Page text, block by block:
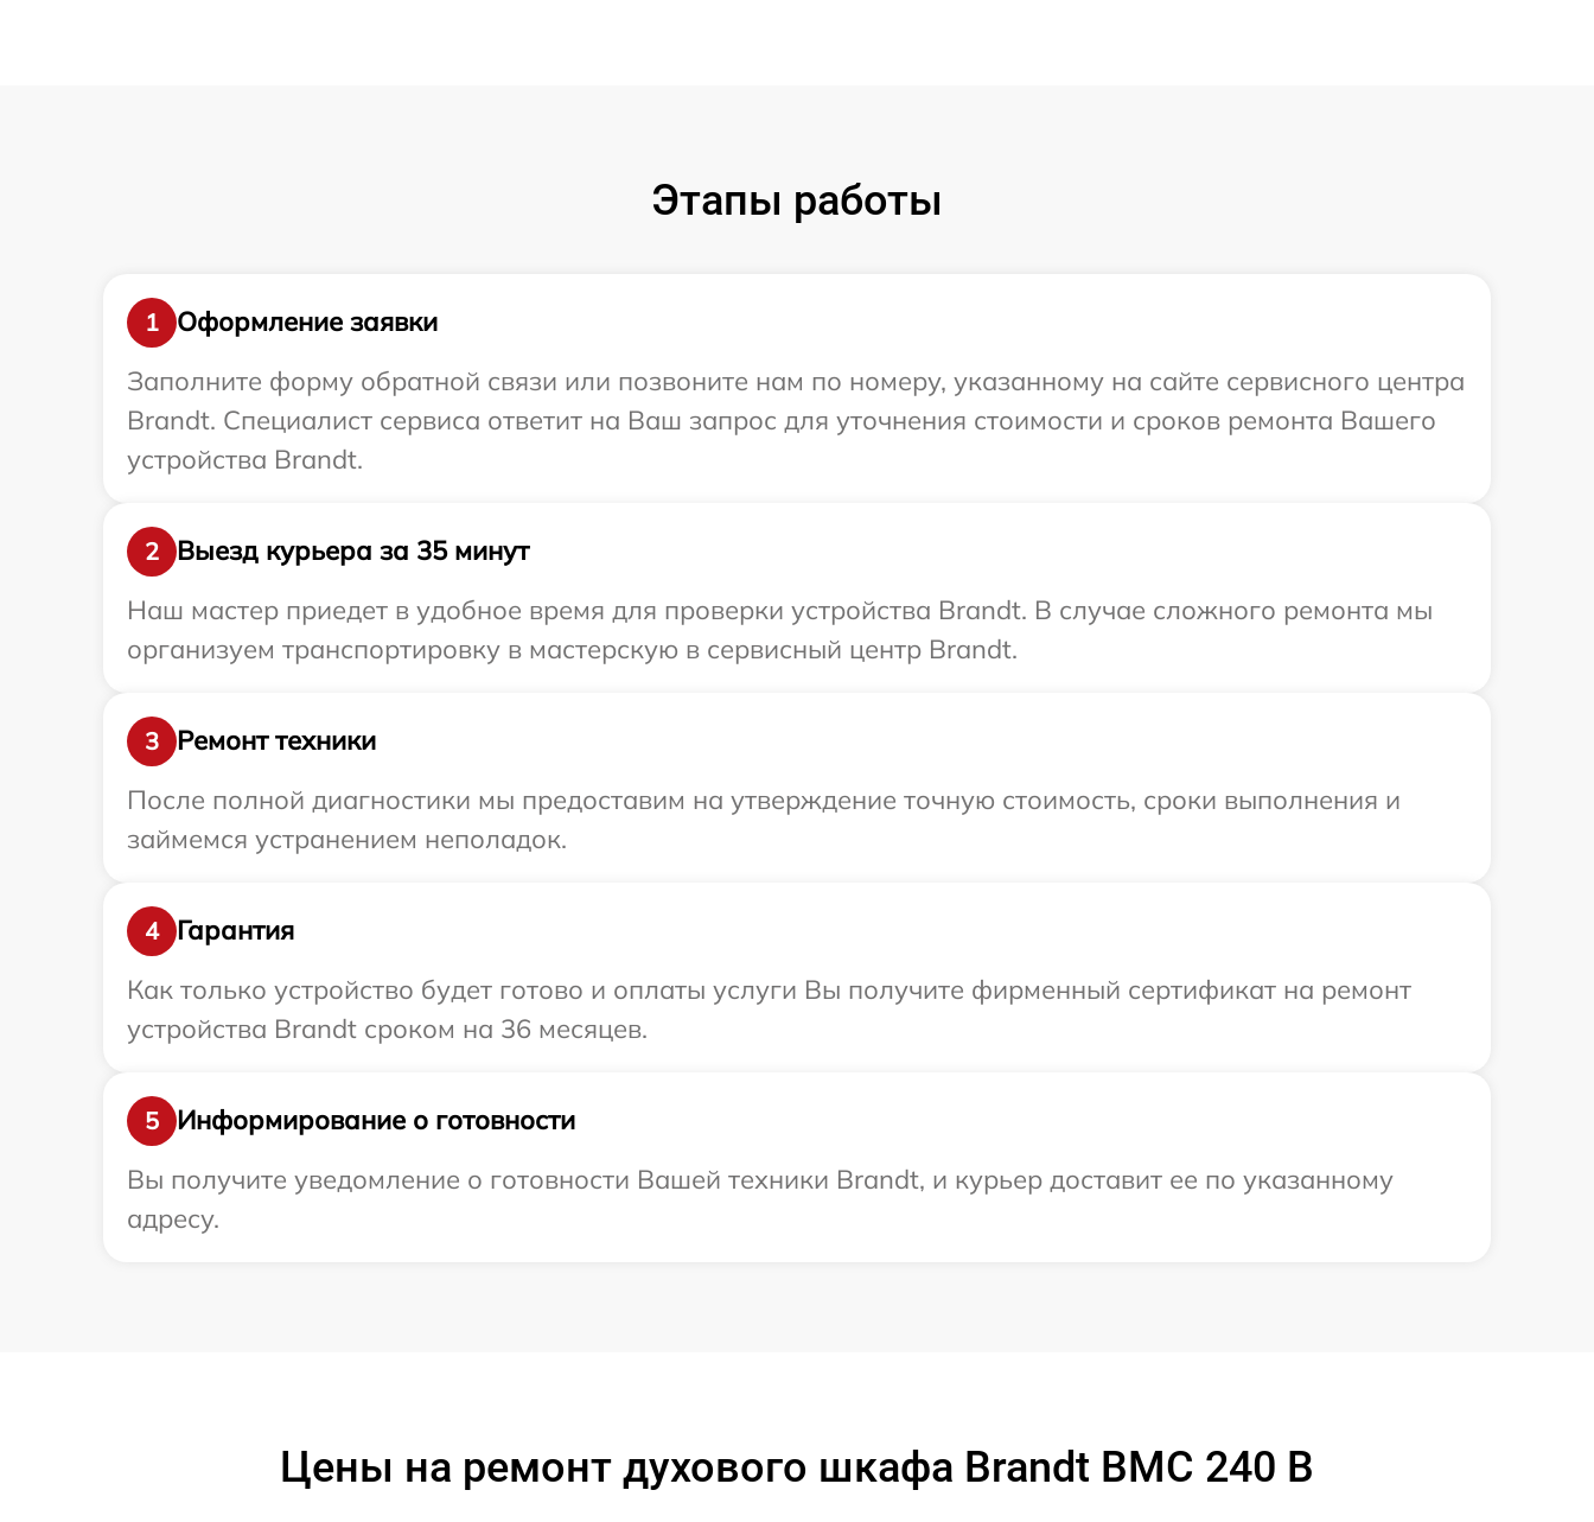
Этапы работы
1
Оформление заявки
Заполните форму обратной связи или позвоните нам по номеру, указанному на сайте сервисного центра
Brandt. Специалист сервиса ответит на Ваш запрос для уточнения стоимости и сроков ремонта Вашего
устройства Brandt.
2
Выезд курьера за 35 минут
Наш мастер приедет в удобное время для проверки устройства Brandt. В случае сложного ремонта мы
организуем транспортировку в мастерскую в сервисный центр Brandt.
3
Ремонт техники
После полной диагностики мы предоставим на утверждение точную стоимость, сроки выполнения и
займемся устранением неполадок.
4
Гарантия
Как только устройство будет готово и оплаты услуги Вы получите фирменный сертификат на ремонт
устройства Brandt сроком на 36 месяцев.
5
Информирование о готовности
Вы получите уведомление о готовности Вашей техники Brandt, и курьер доставит ее по указанному
адресу.
Цены на ремонт духового шкафа Brandt BMC 240 B